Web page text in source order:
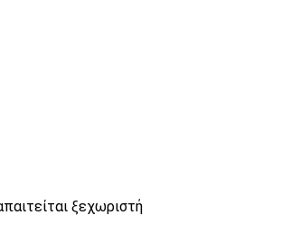
ξεχωριστή